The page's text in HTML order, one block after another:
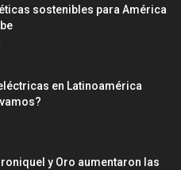
sostenibles para América
en Latinoamérica
y Oro aumentaron las